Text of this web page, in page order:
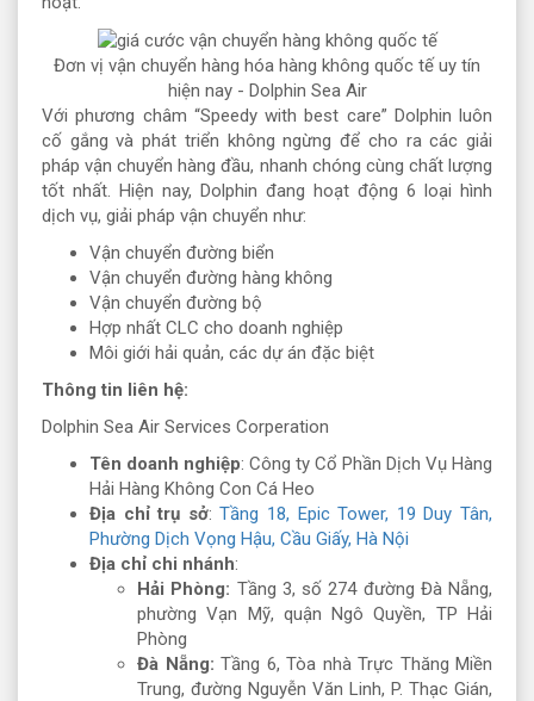
Đơn vị vận chuyển hàng hóa hàng không quốc tế uy tín
hiện nay - Dolphin Sea Air
Với phương châm “Speedy with best care” Dolphin luôn
cố gắng và phát triển không ngừng để cho ra các giải
pháp vận chuyển hàng đầu, nhanh chóng cùng chất lượng
tốt nhất. Hiện nay, Dolphin đang hoạt động 6 loại hình
dịch vụ, giải pháp vận chuyển như:
Vận chuyển đường biển
Vận chuyển đường hàng không
Vận chuyển đường bộ
Hợp nhất CLC cho doanh nghiệp
Môi giới hải quản, các dự án đặc biệt
Thông tin liên hệ:
Dolphin Sea Air Services Corperation
Tên doanh nghiệp: Công ty Cổ Phần Dịch Vụ Hàng
Hải Hàng Không Con Cá Heo
Địa chỉ trụ sở:Tầng 18, Epic Tower, 19 Duy Tân,
Phường Dịch Vọng Hậu, Cầu Giấy, Hà Nội
Địa chỉ chi nhánh:
Hải Phòng: Tầng 3, số 274 đường Đà Nẵng,
phường Vạn Mỹ, quận Ngô Quyền, TP Hải
Phòng
Đà Nẵng: Tầng 6, Tòa nhà Trực Thăng Miền
Trung, đường Nguyễn Văn Linh, P. Thạc Gián,